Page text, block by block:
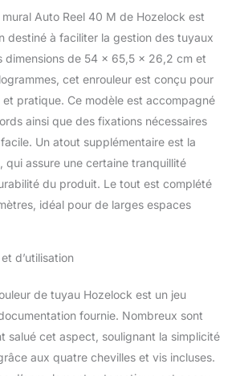
effort, évitant les plis, les
vrillages et les nœuds.
ergonomique : le support
de fixation murale à 180°
vous permet d'atteindre
toutes les zones du
facilement pour être
rangé à l'abri pendant
l'hiver. Sécurité et
Robustesse : Il possède
point d'attache pour un
rangé en toute sécurité
grâce à sa poignée de
transport robuste.
Livraison inclut : 40
mural Auto Reel 40 M de Hozelock est
destiné à faciliter la gestion des tuyaux
dimensions de 54 x 65,5 x 26,2 cm et
cet enrouleur est conçu pour
pratique. Ce modèle est accompagné
ainsi que des fixations nécessaires
Un atout supplémentaire est la
qui assure une certaine tranquillité
du produit. Le tout est complété
idéal pour de larges espaces
d’utilisation
de tuyau Hozelock est un jeu
fournie. Nombreux sont
salué cet aspect, soulignant la simplicité
aux quatre chevilles et vis incluses.